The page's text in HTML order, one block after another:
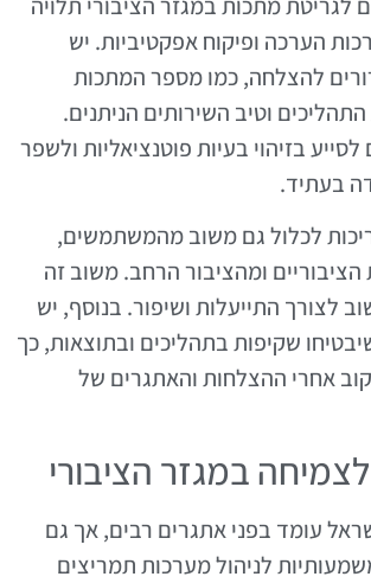
הערכה ופיקוח אפקטיביות. יש
להצלחה, כמו מספר המתכות
וטיב השירותים הניתנים.
בזיהוי בעיות פוטנציאליות ולשפר
בעתיד.
לכלול גם משוב מהמשתמשים,
ומהציבור הרחב. משוב זה
לצורך התייעלות ושיפור. בנוסף, יש
שקיפות בתהליכים ובתוצאות, כך
אחרי ההצלחות והאתגרים של
במגזר הציבורי
עומד בפני אתגרים רבים, אך גם
לניהול מערכות תמריצים